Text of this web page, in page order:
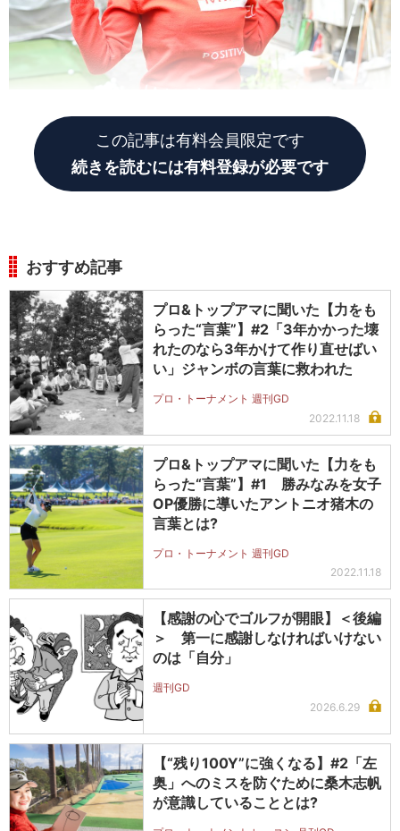
この記事は有料会員限定です
続きを読むには有料登録が必要です
おすすめ記事
プロ&トップアマに聞いた【力をも
らった“言葉”】#2「3年かかった壊
れたのなら3年かけて作り直せばい
い」ジャンボの言葉に救われた
プロ・トーナメント 週刊GD
2022.11.18
プロ&トップアマに聞いた【力をも
らった“言葉”】#1 勝みなみを女子
OP優勝に導いたアントニオ猪木の
言葉とは?
プロ・トーナメント 週刊GD
2022.11.18
【感謝の心でゴルフが開眼】＜後編
＞ 第一に感謝しなければいけない
のは「自分」
週刊GD
2026.6.29
【“残り100Y”に強くなる】#2「左
奥」へのミスを防ぐために桑木志帆
が意識していることとは?